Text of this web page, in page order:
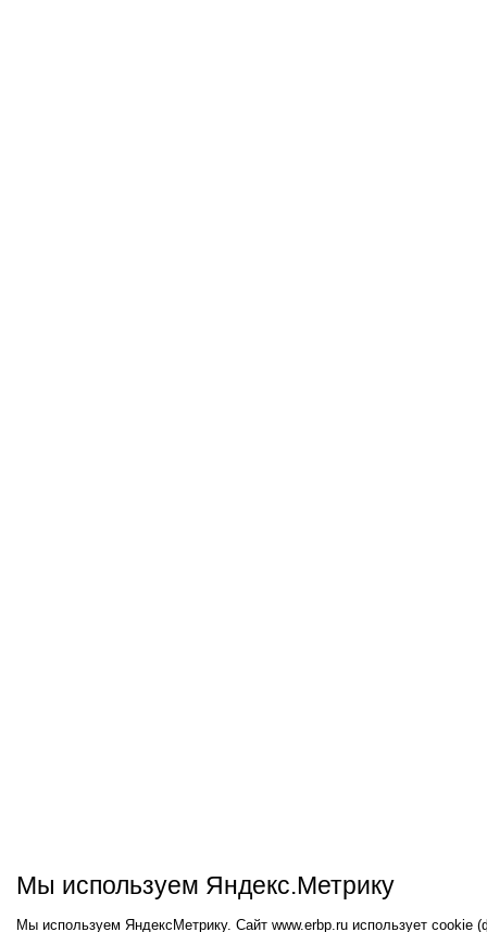
Мы используем Яндекс.Метрику
Мы используем ЯндексМетрику. Сайт www.erbp.ru использует